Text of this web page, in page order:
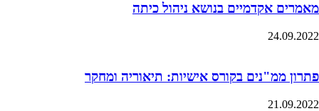
מאמרים אקדמיים בנושא ניהול כיתה
24.09.2022
פתרון ממ"נים בקורס אישיות: תיאוריה ומחקר
21.09.2022